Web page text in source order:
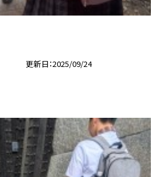
更新日 2025/09/24